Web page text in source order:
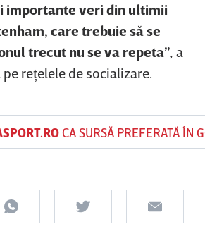
importante veri din ultimii
care trebuie să se
trecut nu se va repeta”, a
reţelele de socializare.
CA SURSĂ PREFERATĂ ÎN